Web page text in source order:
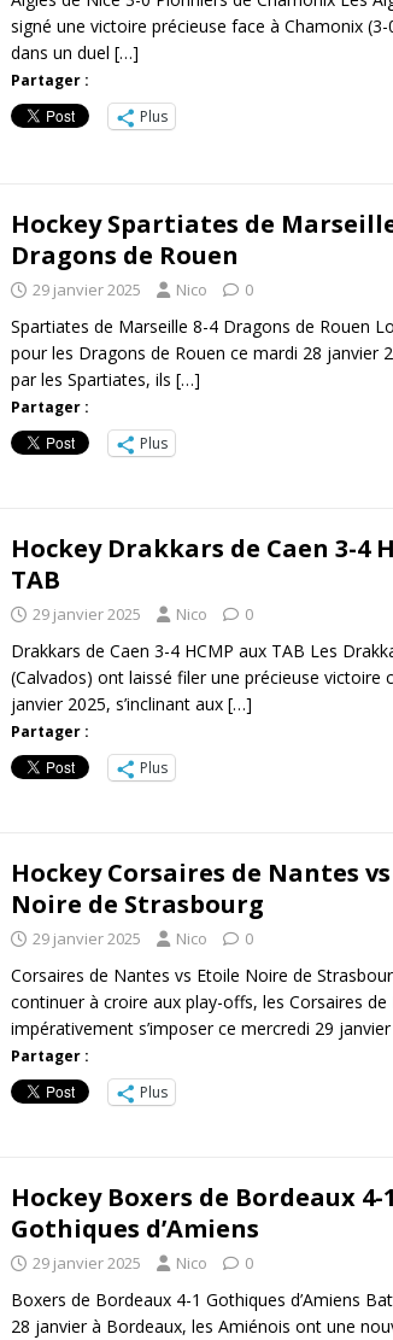
signé une victoire précieuse face à Chamonix
dans un duel […]
Partager :
Plus
Hockey Spartiates de
Dragons de Rouen
29 janvier 2025 Nico 0
Spartiates de Marseille 8-4 Dragons de Rouen
pour les Dragons de Rouen ce mardi 28 janvier
par les Spartiates, ils […]
Partager :
Plus
Hockey Drakkars de Caen 3-4
TAB
29 janvier 2025 Nico 0
Drakkars de Caen 3-4 HCMP aux TAB Les
(Calvados) ont laissé filer une précieuse victoire
janvier 2025, s’inclinant aux […]
Partager :
Plus
Hockey Corsaires de Nantes
Noire de Strasbourg
29 janvier 2025 Nico 0
Corsaires de Nantes vs Etoile Noire de
continuer à croire aux play-offs, les Corsaires
impérativement s’imposer ce mercredi 29 janvier
Partager :
Plus
Hockey Boxers de Bordeaux 4-1
Gothiques d’Amiens
29 janvier 2025 Nico 0
Boxers de Bordeaux 4-1 Gothiques d’Amiens
28 janvier à Bordeaux, les Amiénois ont une